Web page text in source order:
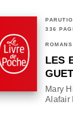
336
ROMANS
LES
GUET
Mary
Alafair